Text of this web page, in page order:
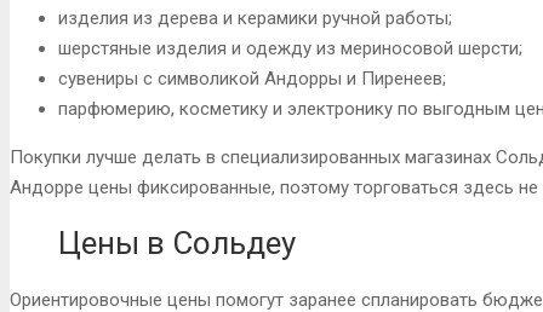
изделия из дерева и керамики ручной работы;
шерстяные изделия и одежду из мериносовой шерсти;
сувениры с символикой Андорры и Пиренеев;
парфюмерию, косметику и электронику по выгодным
Покупки лучше делать в специализированных магазинах
Андорре цены фиксированные, поэтому торговаться здесь не
Цены в Сольдеу
Ориентировочные цены помогут заранее спланировать